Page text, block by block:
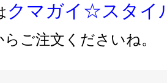
クマガイ☆スタイ
らご注文くださいね。